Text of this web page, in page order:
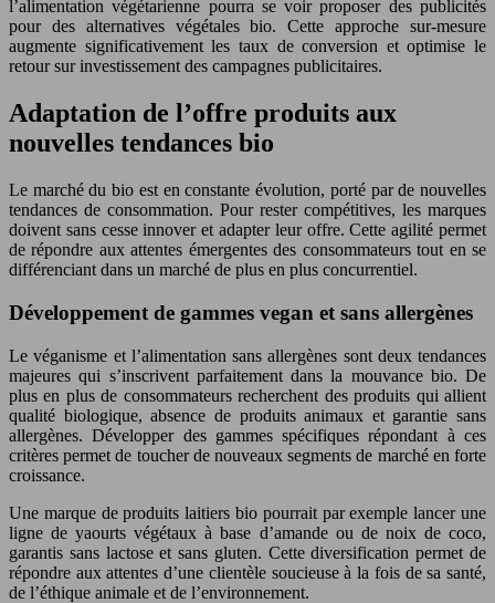
l’alimentation végétarienne pourra se voir proposer des publicités
pour des alternatives végétales bio. Cette approche sur-mesure
augmente significativement les taux de conversion et optimise le
retour sur investissement des campagnes publicitaires.
Adaptation de l’offre produits aux
nouvelles tendances bio
Le marché du bio est en constante évolution, porté par de nouvelles
tendances de consommation. Pour rester compétitives, les marques
doivent sans cesse innover et adapter leur offre. Cette agilité permet
de répondre aux attentes émergentes des consommateurs tout en se
différenciant dans un marché de plus en plus concurrentiel.
Développement de gammes vegan et sans allergènes
Le véganisme et l’alimentation sans allergènes sont deux tendances
majeures qui s’inscrivent parfaitement dans la mouvance bio. De
plus en plus de consommateurs recherchent des produits qui allient
qualité biologique, absence de produits animaux et garantie sans
allergènes. Développer des gammes spécifiques répondant à ces
critères permet de toucher de nouveaux segments de marché en forte
croissance.
Une marque de produits laitiers bio pourrait par exemple lancer une
ligne de yaourts végétaux à base d’amande ou de noix de coco,
garantis sans lactose et sans gluten. Cette diversification permet de
répondre aux attentes d’une clientèle soucieuse à la fois de sa santé,
de l’éthique animale et de l’environnement.